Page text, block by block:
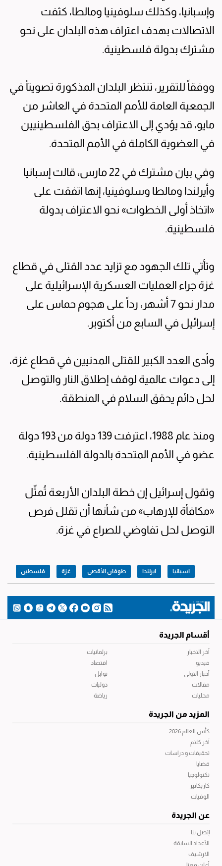
وإسبانيا، وكذلك سلوفينيا ومالطا، كثفت
الاتصالات بهدف اعتراف هذه البلدان على نحو
مشترك بدولة فلسطينية.
ووفقاً للتقرير، تنتظر البلدان المذكورة تصويتاً في
الجمعية العامة للأمم المتحدة في العاشر من
مايو، قد يؤدي إلى الاعتراف بحق الفلسطينيين
في العضوية الكاملة في الأمم المتحدة.
وفي بيان مشترك في 22 مارس، قالت إسبانيا
وأيرلندا ومالطا وسلوفينيا، إنها اتفقت على
«اتخاذ أولى الخطوات» نحو الاعتراف بدولة
فلسطينية.
وتأتي تلك الجهود مع تزايد عدد القتلى في قطاع
غزة جراء العمليات العسكرية الإسرائيلية على
مدار نحو 7 أشهر، رداً على هجوم حماس على
إسرائيل في السابع من أكتوبر.
وأدى العدد الكبير للقتلى المدنيين في قطاع غزة،
إلى دعوات عالمية لوقف إطلاق النار والتوصل
لحل دائم يحقق السلام في المنطقة.
ومنذ عام 1988، اعترفت 139 دولة من 193 دولة
عضو في الأمم المتحدة بالدولة الفلسطينية.
وتقول إسرائيل إن خطة البلدان الأربعة تُمثّل
«مكافأة للإرهاب» من شأنها أن تقلل فرص
التوصل لحل تفاوضي للصراع في غزة.
اسبانيا ايرلندا طوفان الأقصى غزة فلسطين
أقسام الجريدة
آخر الاخبار
فيديو
أخبار الاولى
مقالات
محليات
برلمانيات
اقتصاد
توابل
دوليات
رياضة
المزيد من الجريدة
كأس العالم 2026
آخر كلام
تحقيقات و دراسات
قضايا
تكنولوجيا
كاريكاتير
الوفيات
عن الجريدة
إتصل بنا
الأعداد السابقة
الارشيف